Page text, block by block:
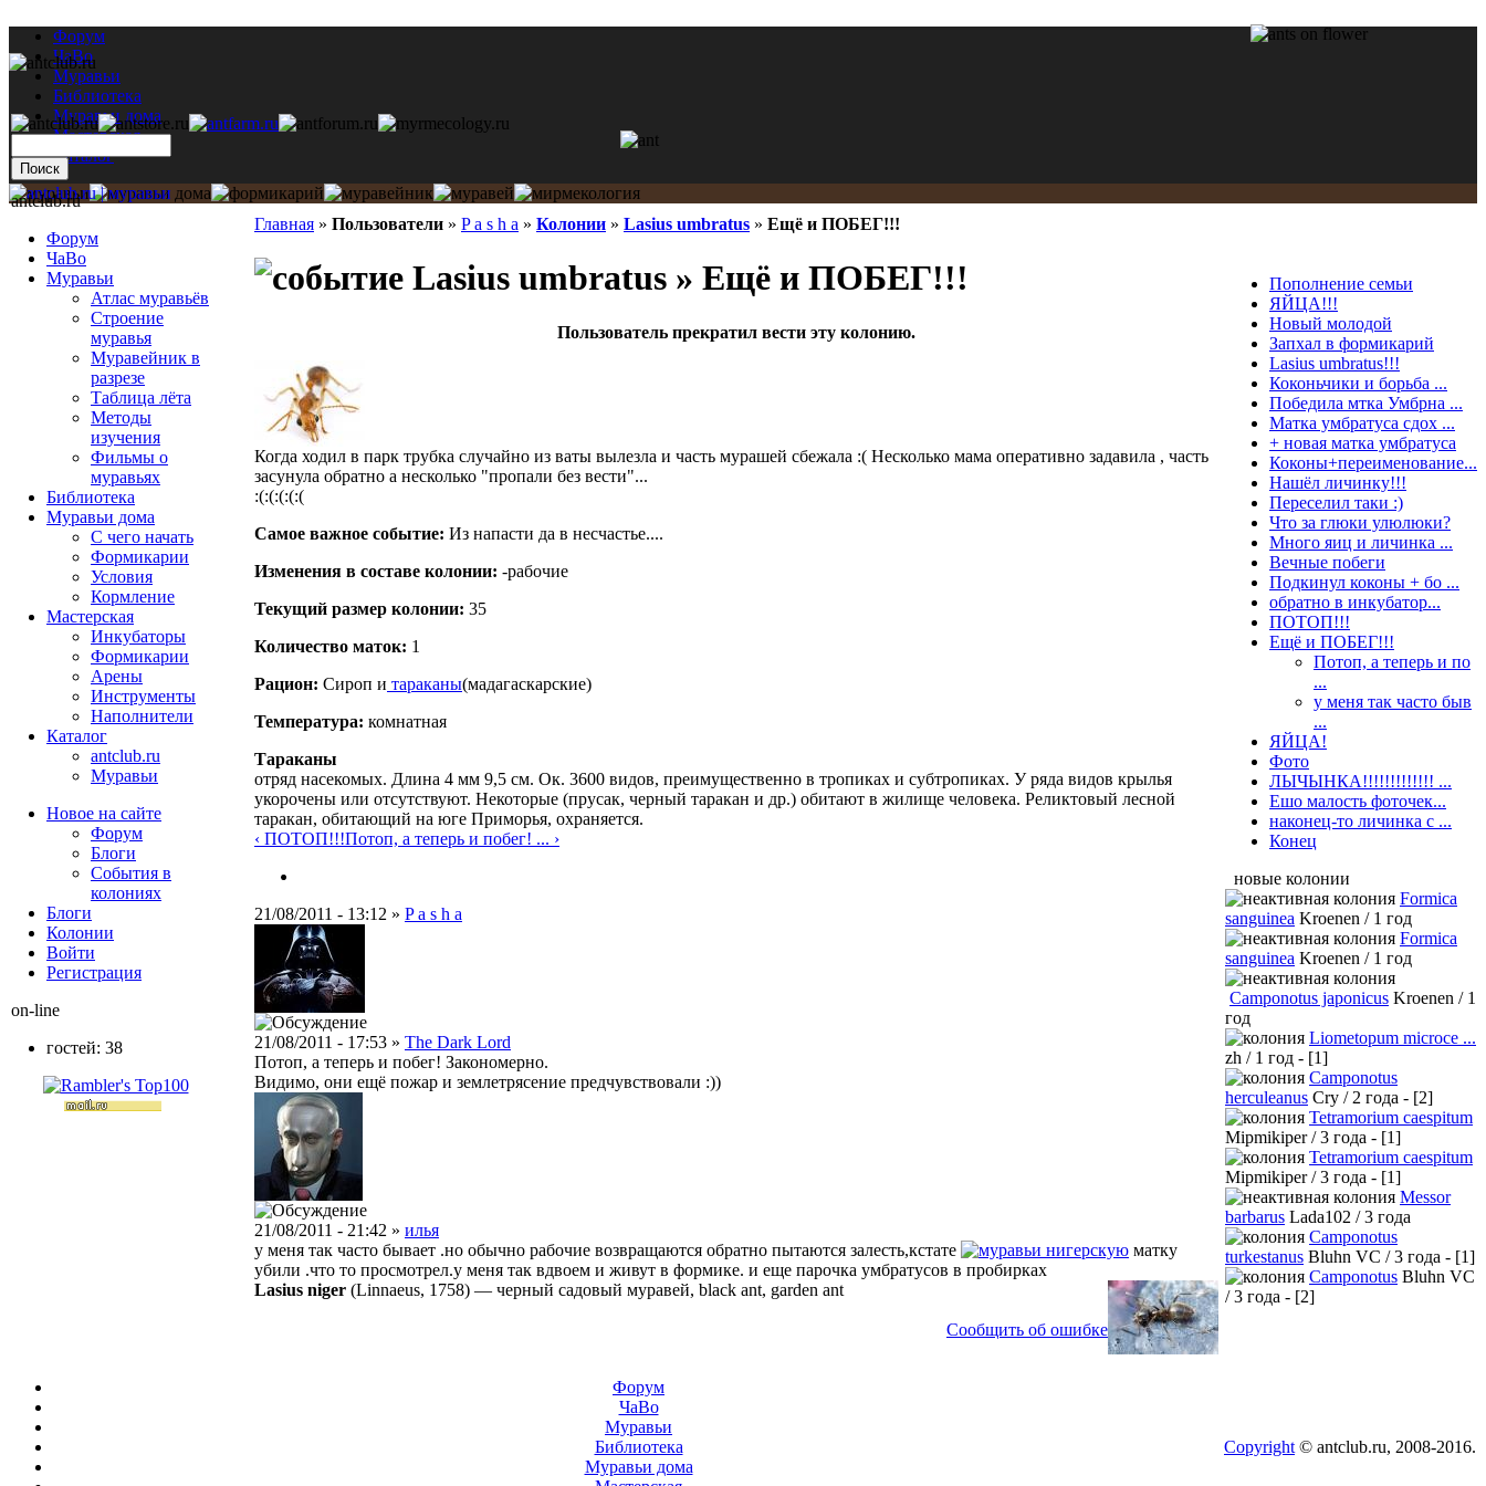
Форум
ЧаВо
Муравьи
Библиотека
Муравьи дома
Мастерская
Каталог
Главная » Пользователи » P a s h a » Колонии » Lasius umbratus » Ещё и ПОБЕГ!!!
Lasius umbratus » Ещё и ПОБЕГ!!!
Пользователь прекратил вести эту колонию.
Когда ходил в парк трубка случайно из ваты вылезла и часть мурашей сбежала :( Несколько мама оперативно задавила , часть
засунула обратно а несколько "пропали без вести"...
:(:(:(:(:(
Самое важное событие: Из напасти да в несчастье....
Изменения в составе кoлонии: -рабочие
Текущий размер кoлонии: 35
Количество маток: 1
Рацион: Сироп и тараканы(мадагаскарские)
Температура: комнатная
Тараканы
отряд насекомых. Длина 4 мм 9,5 см. Ок. 3600 видов, преимущественно в тропиках и субтропиках. У ряда видов крылья
укорочены или отсутствуют. Некоторые (прусак, черный таракан и др.) обитают в жилище человека. Реликтовый лесной
таракан, обитающий на юге Приморья, охраняется.
‹ ПОТОП!!!Потоп, а теперь и побег! ... ›
21/08/2011 - 13:12 » P a s h a
21/08/2011 - 17:53 » The Dark Lord
Потоп, а теперь и побег! Закономерно.
Видимо, они ещё пожар и землетрясение предчувствовали :))
21/08/2011 - 21:42 » илья
у меня так часто бывает .но обычно рабочие возвращаются обратно пытаются залесть,кстате
нигерскую матку
убили .что то просмотрел.у меня так вдвоем и живут в формике. и еще парочка умбратусов в пробирках
Lasius niger (Linnaeus, 1758) — черный садовый муравей, black ant, garden ant
Сообщить об ошибке
antclub.ru
Форум
ЧаВо
Муравьи
Атлас муравьёв
Строение
муравья
Муравейник в
разрезе
Таблица лёта
Методы
изучения
Фильмы о
муравьях
Библиотека
Муравьи дома
С чего начать
Формикарии
Условия
Кормление
Мастерская
Инкубаторы
Формикарии
Арены
Инструменты
Наполнители
Каталог
antclub.ru
Муравьи
Новое на сайте
Форум
Блоги
События в
колониях
Блоги
Колонии
Войти
Peгиcтpaция
on-line
гостей: 38
Пополнение семьи
ЯЙЦА!!!
Новый молодой
Запхал в формикарий
Lasius umbratus!!!
Коконьчики и борьба ...
Победила мтка Умбрна ...
Матка умбратуса сдох ...
+ новая матка умбратуса
Коконы+переименование...
Нашёл личинку!!!
Переселил таки :)
Что за глюки улюлюки?
Много яиц и личинка ...
Вечные побеги
Подкинул коконы + бо ...
обратно в инкубатор...
ПОТОП!!!
Ещё и ПОБЕГ!!!
Потоп, а теперь и по
...
у меня так часто быв
...
ЯЙЦА!
Фото
ЛЫЧЫНКА!!!!!!!!!!!!! ...
Ешо малость фоточек...
наконец-то личинка с ...
Конец
новые колонии
Formica
sanguinea Kroenen / 1 год
Formica
sanguinea Kroenen / 1 год
Camponotus japonicus Kroenen / 1
год
Liometopum microce ...
zh / 1 год - [1]
Camponotus
herculeanus Cry / 2 года - [2]
Tetramorium caespitum
Mipmikiper / 3 года - [1]
Tetramorium caespitum
Mipmikiper / 3 года - [1]
Messor
barbarus Lada102 / 3 года
Camponotus
turkestanus Bluhn VC / 3 года - [1]
Camponotus Bluhn VC
/ 3 года - [2]
Форум
ЧаВо
Муравьи
Библиотека
Муравьи дома
Copyright © antclub.ru, 2008-2016.